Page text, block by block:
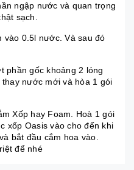
ngập nước và quan trọng
sạch.
vào 0.5l nước. Và sau đó
phần gốc khoảng 2 lóng
nước mới và hòa 1 gói
Xốp hay Foam. Hoà 1 gói
xốp Oasis vào cho đến khi
bắt đầu cắm hoa vào.
để nhé